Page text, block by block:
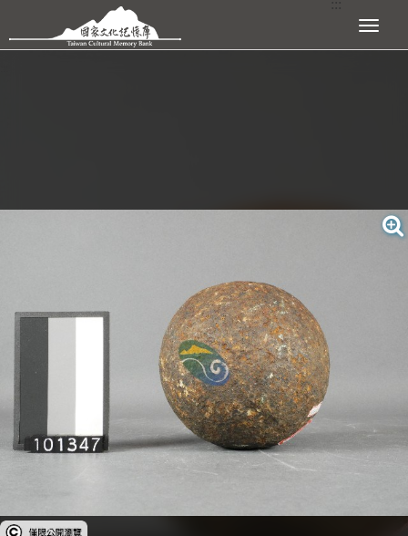
跳到主要內容區塊 展開選單
受著作權法保護-僅限於本平台有限度公開瀏覽